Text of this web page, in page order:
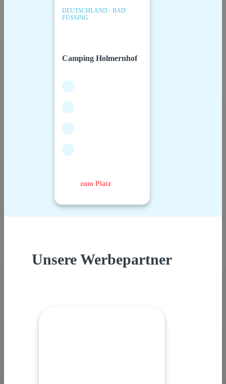
DEUTSCHLAND - BAD
FÜSSING
Camping Holmernhof
zum Platz
Unsere Werbepartner